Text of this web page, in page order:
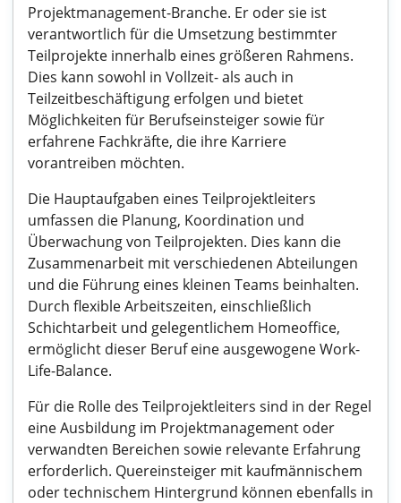
Projektmanagement-Branche. Er oder sie ist
verantwortlich für die Umsetzung bestimmter
Teilprojekte innerhalb eines größeren Rahmens.
Dies kann sowohl in Vollzeit- als auch in
Teilzeitbeschäftigung erfolgen und bietet
Möglichkeiten für Berufseinsteiger sowie für
erfahrene Fachkräfte, die ihre Karriere
vorantreiben möchten.
Die Hauptaufgaben eines Teilprojektleiters
umfassen die Planung, Koordination und
Überwachung von Teilprojekten. Dies kann die
Zusammenarbeit mit verschiedenen Abteilungen
und die Führung eines kleinen Teams beinhalten.
Durch flexible Arbeitszeiten, einschließlich
Schichtarbeit und gelegentlichem Homeoffice,
ermöglicht dieser Beruf eine ausgewogene Work-
Life-Balance.
Für die Rolle des Teilprojektleiters sind in der Regel
eine Ausbildung im Projektmanagement oder
verwandten Bereichen sowie relevante Erfahrung
erforderlich. Quereinsteiger mit kaufmännischem
oder technischem Hintergrund können ebenfalls in